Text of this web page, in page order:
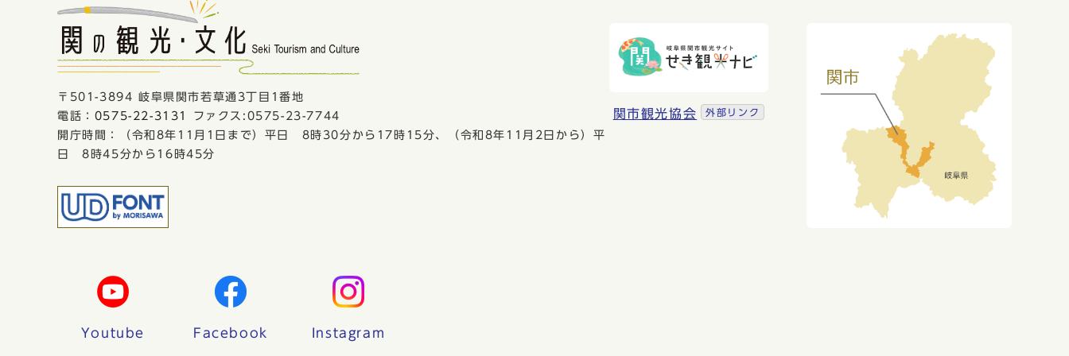
〒501-3894 岐阜県関市若草通3丁目1番地
電話： 0575-22-3131
ファクス:0575-23-7744
開庁時間：（令和8年11月1日まで）平日 8時30分から17時15分、（令和8年11月2日から）平
日 8時45分から16時45分
Youtube Facebook Instagram
関市観光協会 外部リンク